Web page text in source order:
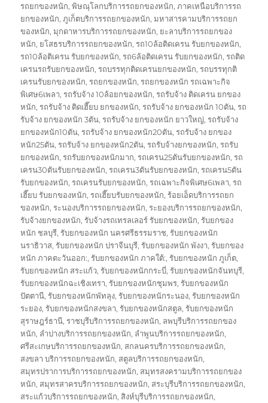
รถยกของหนัก,พิษณุโลกบริการรถยกของหนัก,ภาคเหนือบริการรถ
ยกของหนัก,ภูเก็ตบริการรถยกของหนัก,มหาสารคามบริการรถยก
ของหนัก,มุกดาหารบริการรถยกของหนัก, ยะลาบริการรถยกของ
หนัก, ยโสธรบริการรถยกของหนัก,รถ10ล้อติดเครน รับยกของหนัก,
รถ10ล้อติเครน รับยกของหนัก,รถ6ล้อติดเครน รับยกของหนัก,รถติด
เครนรถรับยกของหนัก,รถบรรทุกติดเครนยกของหนัก,รถบรรทุกติ
เครนรับยกของหนัก,รถยกของหนัก,รถยกของหนัก รถเฉพาะกิจ
พิเศษ6เพลา,รถรับจ้าง 10ล้อยกของหนัก,รถรับจ้าง ติดเครน ยกของ
หนัก,รถรับจ้าง ติดเฮี๊ยบ ยกของหนัก,รถรับจ้าง ยกของหนัก 10ตัน,รถ
รับจ้าง ยกของหนัก 3ตัน,รถรับจ้าง ยกของหนัก ยาวใหญ่,รถรับจ้าง
ยกของหนัก10ตัน,รถรับจ้าง ยกของหนัก20ตัน,รถรับจ้าง ยกของ
หนัก25ตัน,รถรับจ้าง ยกของหนัก2ตัน,รถรับจ้างยกของหนัก,รถรับ
ยกของหนัก,รถรับยกของหนักมาก,รถเครน25ตันรับยกของหนัก,รถ
เครน30ตันรับยกของหนัก,รถเครน3ตันรับยกของหนัก,รถเครน5ตัน
รับยกของหนัก,รถเครนรับยกของหนัก,รถเฉพาะกิจพิเศษ6เพลา,รถ
เฮี๊ยบ รับยกของหนัก,รถเฮี๊ยบรับยกของหนัก,ร้อยเอ็ดบริการรถยก
ของหนัก,ระนองบริการรถยกของหนัก,ระยองบริการรถยกของหนัก,
รับจ้างยกของหนัก,รับจ้างรถเทรลเลอร์ รับยกของหนัก,รับยกของ
หนัก ชลบุรี,รับยกของหนัก นครศรีธรรมราช,รับยกของหนัก
นราธิวาส,รับยกของหนัก ปราจีนบุรี,รับยกของหนัก พังงา,รับยกของ
หนัก ภาคตะวันออก:,รับยกของหนัก ภาคใต้:,รับยกของหนัก ภูเก็ต,
รับยกของหนัก สระแก้ว,รับยกของหนักกระบี่,รับยกของหนักจันทบุรี,
รับยกของหนักฉะเชิงเทรา,รับยกของหนักชุมพร,รับยกของหนัก
ปัตตานี,รับยกของหนักพัทลุง,รับยกของหนักระนอง,รับยกของหนัก
ระยอง,รับยกของหนักสงขลา,รับยกของหนักสตูล,รับยกของหนัก
สุราษฎร์ธานี,ราชบุรีบริการรถยกของหนัก, ลพบุรีบริการรถยกของ
หนัก, ลำปางบริการรถยกของหนัก, ลำพูนบริการรถยกของหนัก,
ศรีสะเกษบริการรถยกของหนัก, สกลนครบริการรถยกของหนัก,
สงขลา บริการรถยกของหนัก, สตูลบริการรถยกของหนัก,
สมุทรปราการบริการรถยกของหนัก, สมุทรสงครามบริการรถยกของ
หนัก, สมุทรสาครบริการรถยกของหนัก, สระบุรีบริการรถยกของหนัก,
สระแก้วบริการรถยกของหนัก, สิงห์บุรีบริการรถยกของหนัก,